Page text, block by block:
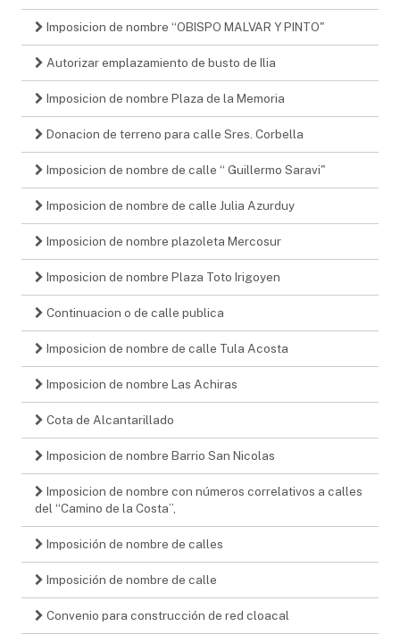
Imposicion de nombre “OBISPO MALVAR Y PINTO"
Autorizar emplazamiento de busto de Ilia
Imposicion de nombre Plaza de la Memoria
Donacion de terreno para calle Sres. Corbella
Imposicion de nombre de calle “ Guillermo Saravi"
Imposicion de nombre de calle Julia Azurduy
Imposicion de nombre plazoleta Mercosur
Imposicion de nombre Plaza Toto Irigoyen
Continuacion o de calle publica
Imposicion de nombre de calle Tula Acosta
Imposicion de nombre Las Achiras
Cota de Alcantarillado
Imposicion de nombre Barrio San Nicolas
Imposicion de nombre con números correlativos a calles
del “Camino de la Costa”,
Imposición de nombre de calles
Imposición de nombre de calle
Convenio para construcción de red cloacal